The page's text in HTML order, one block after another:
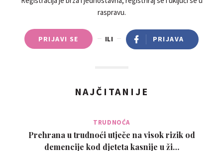
raspravu.
PRIJAVI SE ILI PRIJAVA
NAJČITANIJE
TRUDNOĆA
Prehrana u trudnoći utječe na visok rizik od
demencije kod djeteta kasnije u ži…